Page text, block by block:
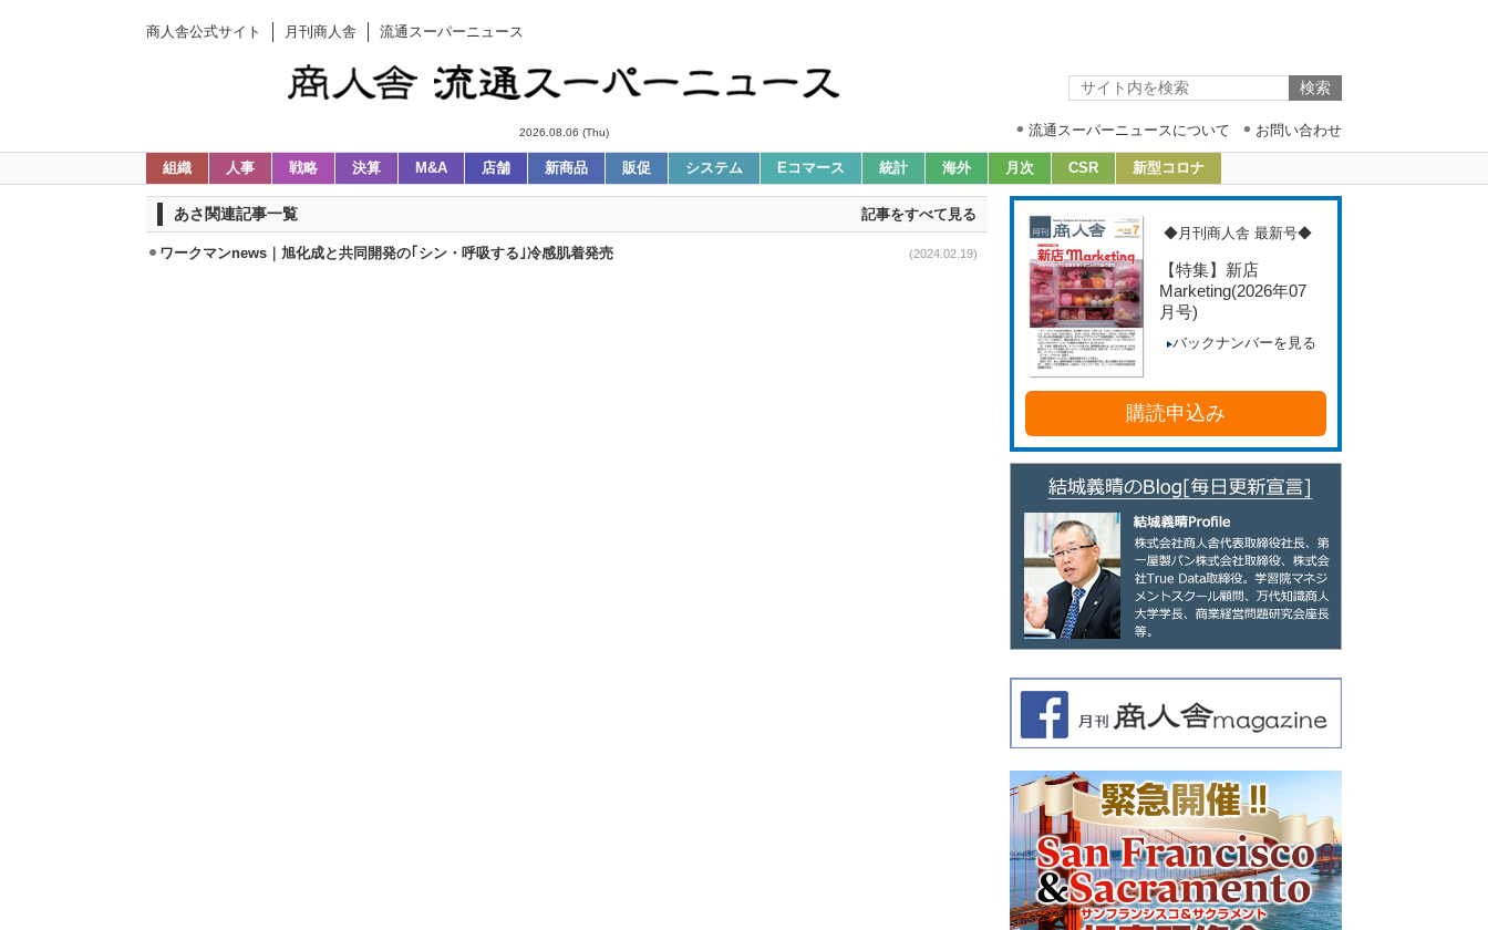
商人舎公式サイト 月刊商人舎 流通スーパーニュース
2026.08.06 (Thu) 流通スーパーニュースについて お問い合わせ
組織 人事 戦略 決算 M&A 店舗 新商品 販促 システム Eコマース 統計 海外 月次 CSR 新型コロナ
あさ関連記事一覧 記事をすべて見る
ワークマンnews｜旭化成と共同開発の｢シン・呼吸する｣冷感肌着発売 (2024.02.19)
◆月刊商人舎 最新号◆
【特集】新店
Marketing(2026年07
月号)
バックナンバーを見る
購読申込み